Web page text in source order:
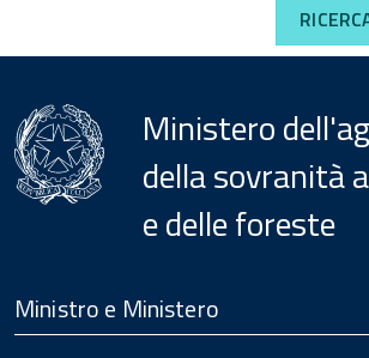
Ministero
della sovranità
e delle foreste
Footer
Ministro e Ministero